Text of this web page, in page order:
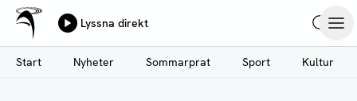
Hoppa
till
huvudinnehåll
Ålands Radio & TV
Lyssna direkt
Start
Nyheter Sommarprat Sport Kultur